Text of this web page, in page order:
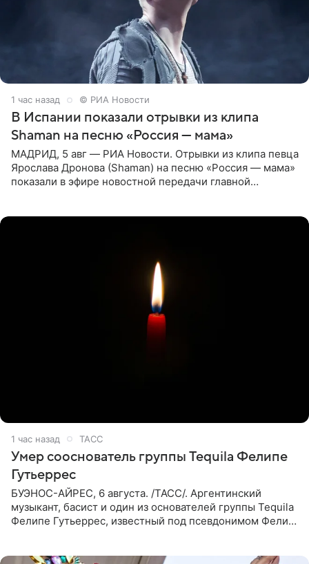
1 час назад © РИА Новости
В Испании показали отрывки из клипа
Shaman на песню «Россия — мама»
МАДРИД, 5 авг — РИА Новости. Отрывки из клипа певца
Ярослава Дронова (Shaman) на песню «Россия — мама»
показали в эфире новостной передачи главной
1 час назад ТАСС
Умер сооснователь группы Tequila Фелипе
Гутьеррес
БУЭНОС-АЙРЕС, 6 августа. /ТАСС/. Аргентинский
музыкант, басист и один из основателей группы Tequila
Фелипе Гутьеррес, известный под псевдонимом Фелипе